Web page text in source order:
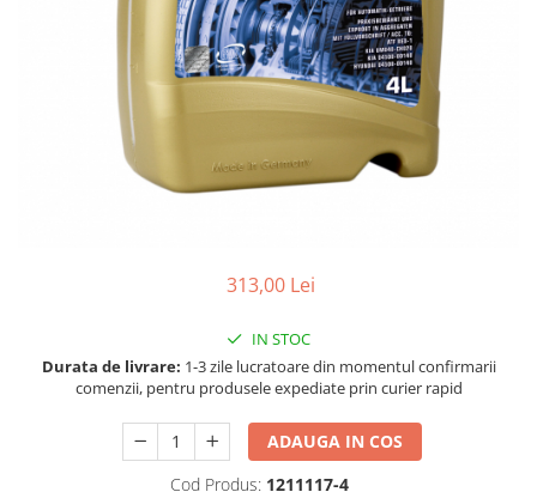
■ Accesorii filtre
■ Filtre aditivi
■ Filtre agent racire
313,00 Lei
IN STOC
Durata de livrare: 1-3 zile lucratoare din momentul confirmarii
comenzii, pentru produsele expediate prin curier rapid
ADAUGA IN COS
Cod Produs: 1211117-4